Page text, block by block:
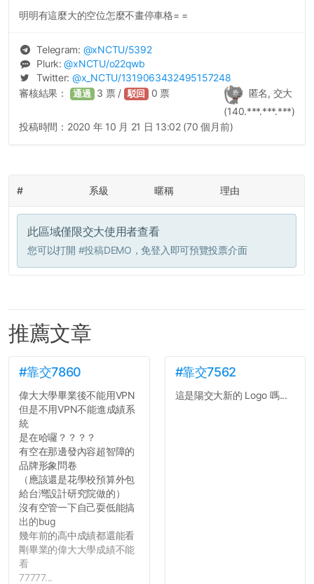
明明有這麼大的空位怎麼不畫停車格= =
Telegram: @xNCTU/5392
Plurk:@xNCTU/o22qwb
Twitter: @x_NCTU/1319063432495157248
匿名, 交大
(140.***.***.***)
審核結果： 通過 3 票 / 駁回 0 票
投稿時間： 2020 年 10 月 21 日 13:02 (70 個月前)
# 系級 暱稱 理由
此區域僅限交大使用者查看
您可以打開 #投稿DEMO ，免登入即可預覽投票介面
推薦文章
#靠交7860
偉大大學畢業後不能用VPN
但是不用VPN不能進成績系
統
是在哈囉？？？？
有空在那邊發內容超智障的
品牌形象問卷
（應該還是花學校預算外包
給台灣設計研究院做的）
沒有空管一下自己耍低能搞
出的bug
幾年前的高中成績都還能看
剛畢業的偉大大學成績不能
看
77777...
#靠交7562
這是陽交大新的 Logo 嗎...